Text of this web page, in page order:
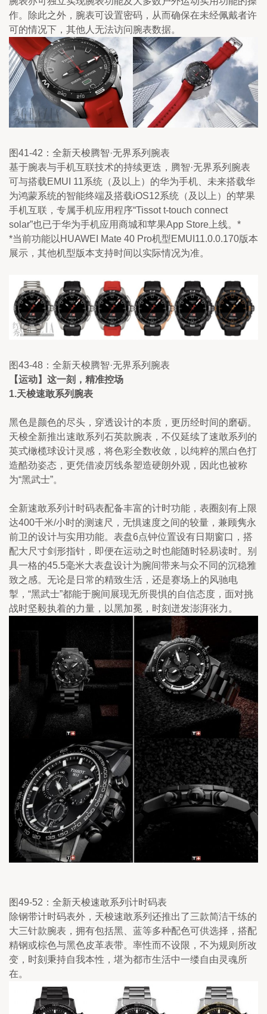
作。除此之外，腕表可设置密码，从而确保在未经佩戴者许
可的情况下，其他人无法访问腕表数据。
图41-42：全新天梭腾智·无界系列腕表
基于腕表与手机互联技术的持续更迭，腾智·无界系列腕表
可与搭载EMUI 11系统（及以上）的华为手机、未来搭载华
为鸿蒙系统的智能终端及搭载iOS12系统（及以上）的苹果
手机互联，专属手机应用程序“Tissot t-touch connect
solar”也已于华为手机应用商城和苹果App Store上线。*
*当前功能以HUAWEI Mate 40 Pro机型EMUI11.0.0.170版本
展示，其他机型版本支持时间以实际情况为准。
图43-48：全新天梭腾智·无界系列腕表
【运动】这一刻，精准控场
1.天梭速敢系列腕表
黑色是颜色的尽头，穿透设计的本质，更历经时间的磨砺。
天梭全新推出速敢系列石英款腕表，不仅延续了速敢系列的
英式橄榄球设计灵感，将色彩全数收敛，以纯粹的黑白色打
造酷劲姿态，更凭借凌厉线条塑造硬朗外观，因此也被称
为“黑武士”。
全新速敢系列计时码表配备丰富的计时功能，表圈刻有上限
达400千米/小时的测速尺，无惧速度之间的较量，兼顾隽永
前卫的设计与实用功能。表盘6点钟位置设有日期窗口，搭
配大尺寸剑形指针，即便在运动之时也能随时轻易读时。别
具一格的45.5毫米大表盘设计为腕间带来与众不同的沉稳雅
致之感。无论是日常的精致生活，还是赛场上的风驰电
掣，“黑武士”都能于腕间展现无所畏惧的自信态度，面对挑
战时坚毅执着的力量，以黑加冕，时刻迸发澎湃张力。
图49-52：全新天梭速敢系列计时码表
除钢带计时码表外，天梭速敢系列还推出了三款简洁干练的
大三针款腕表，拥有包括黑、蓝等多种配色可供选择，搭配
精钢或棕色与黑色皮革表带。率性而不设限，不为规则所改
变，时刻秉持自我本性，堪为都市生活中一缕自由灵魂所
在。